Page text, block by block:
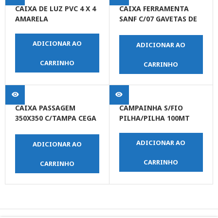
CAIXA DE LUZ PVC 4 X 4
AMARELA
ADICIONAR AO
CARRINHO
CAIXA FERRAMENTA
SANF C/07 GAVETAS DE
ADICIONAR AO
CARRINHO
CAIXA PASSAGEM
350X350 C/TAMPA CEGA
ADICIONAR AO
CARRINHO
CAMPAINHA S/FIO
PILHA/PILHA 100MT
ADICIONAR AO
CARRINHO